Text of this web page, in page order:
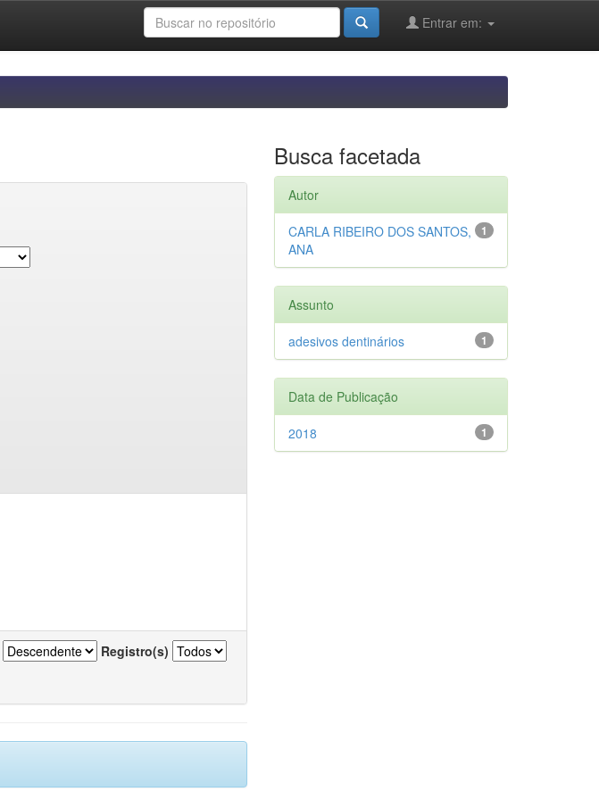
Entrar em:
Registro(s)
Busca facetada
Autor
1
CARLA RIBEIRO DOS SANTOS,
ANA
Assunto
1
adesivos dentinários
Data de Publicação
1
2018